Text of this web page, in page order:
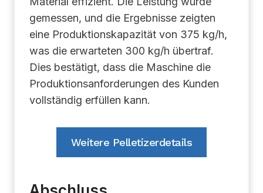
gemessen, und die Ergebnisse zeigten
eine Produktionskapazität von 375 kg/h,
was die erwarteten 300 kg/h übertraf.
Dies bestätigt, dass die Maschine die
Produktionsanforderungen des Kunden
vollständig erfüllen kann.
Weitere Pelletizerdetails